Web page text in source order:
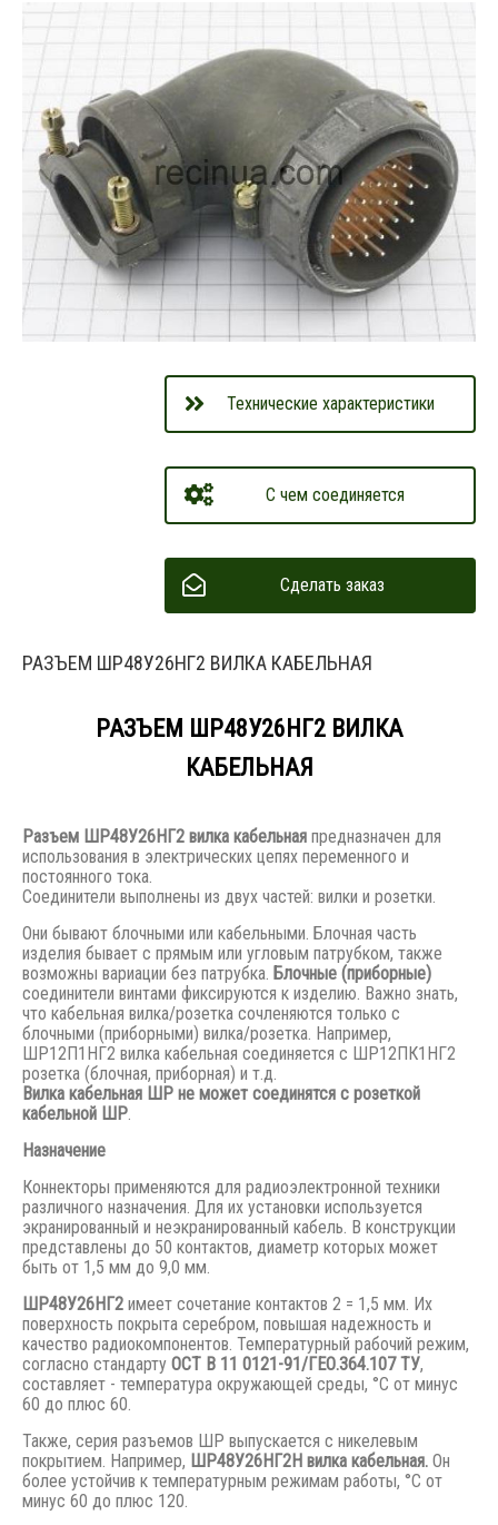
Технические характеристики
С чем соединяется
Сделать заказ
РАЗЪЕМ ШР48У26НГ2 ВИЛКА КАБЕЛЬНАЯ
РАЗЪЕМ ШР48У26НГ2 ВИЛКА
КАБЕЛЬНАЯ
Разъем ШР48У26НГ2 вилка кабельная предназначен для
использования в электрических цепях переменного и
постоянного тока.
Соединители выполнены из двух частей: вилки и розетки.
Они бывают блочными или кабельными. Блочная часть
изделия бывает с прямым или угловым патрубком, также
возможны вариации без патрубка. Блочные (приборные)
соединители винтами фиксируются к изделию. Важно знать,
что кабельная вилка/розетка сочленяются только с
блочными (приборными) вилка/розетка. Например,
ШР12П1НГ2 вилка кабельная соединяется с ШР12ПК1НГ2
розетка (блочная, приборная) и т.д.
Вилка кабельная ШР не может соединятся с розеткой
кабельной ШР.
Назначение
Коннекторы применяются для радиоэлектронной техники
различного назначения. Для их установки используется
экранированный и неэкранированный кабель. В конструкции
представлены до 50 контактов, диаметр которых может
быть от 1,5 мм до 9,0 мм.
ШР48У26НГ2 имеет сочетание контактов 2 = 1,5 мм. Их
поверхность покрыта серебром, повышая надежность и
качество радиокомпонентов. Температурный рабочий режим,
согласно стандарту ОСТ В 11 0121-91/ГЕО.364.107 ТУ,
составляет - температура окружающей среды, °С от минус
60 до плюс 60.
Также, серия разъемов ШР выпускается с никелевым
покрытием. Например, ШР48У26НГ2Н вилка кабельная. Он
более устойчив к температурным режимам работы, °С от
минус 60 до плюс 120.